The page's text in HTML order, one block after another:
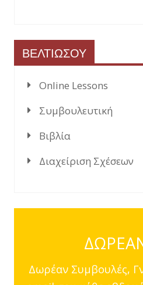
ΒΕΛΤΙΩΣΟΥ
Online Lessons
Συμβουλευτική
Βιβλία
Διαχείριση Σχέσεων
Δωρέαν Συμβουλές,